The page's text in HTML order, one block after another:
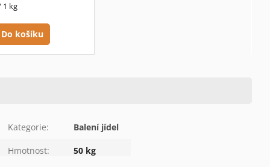
1 kg
Do košíku
Kategorie: Balení jídel
Hmotnost: 50 kg